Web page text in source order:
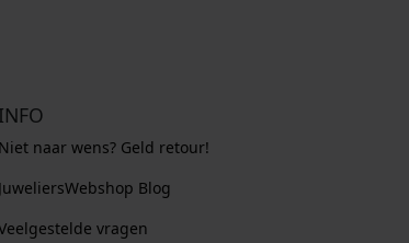
INFO
Niet naar wens? Geld retour!
JuweliersWebshop Blog
vragen